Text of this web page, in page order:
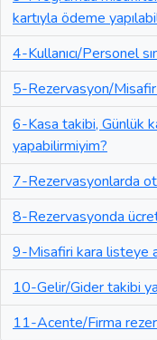
kartıyla ödeme
4-Kullanıcı/Personel
5-Rezervasyon/Misafir
6-Kasa takibi, Günlük
yapabilirmiyim?
7-Rezervasyonlarda
8-Rezervasyonda
9-Misafiri kara listeye
10-Gelir/Gider takibi
11-Acente/Firma